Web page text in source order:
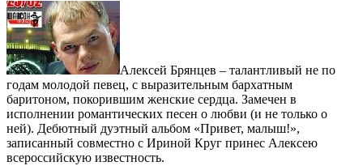
Алексей Брянцев – талантливый не по
годам молодой певец, с выразительным бархатным
баритоном, покорившим женские сердца. Замечен в
исполнении романтических песен о любви (и не только о
ней). Дебютный дуэтный альбом «Привет, малыш!»,
записанный совместно с Ириной Круг принес Алексею
всероссийскую известность.